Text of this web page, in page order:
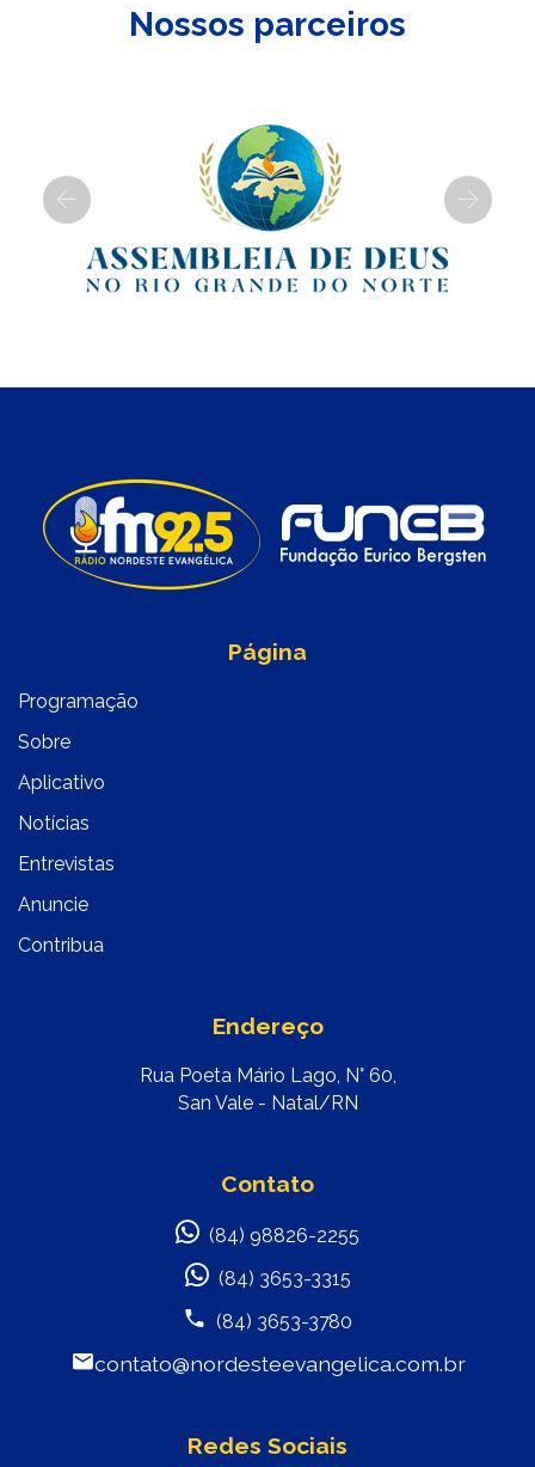
Nossos parceiros
Previous Next
Página
Programação
Sobre
Aplicativo
Notícias
Entrevistas
Anuncie
Contribua
Endereço
Rua Poeta Mário Lago, N° 60,
San Vale - Natal/RN
Contato
(84) 98826-2255
(84) 3653-3315
(84) 3653-3780
contato@nordesteevangelica.com.br
Redes Sociais